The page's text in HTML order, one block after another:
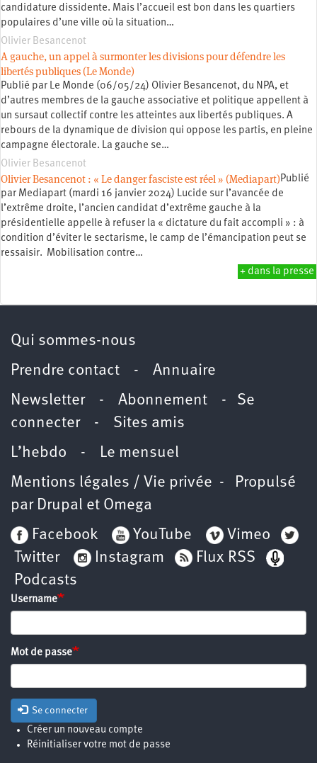
candidature dissidente. Mais l’accueil est bon dans les quartiers
populaires d’une ville où la situation…
Olivier Besancenot
A gauche, un appel à surmonter les divisions pour défendre les
libertés publiques (Le Monde)
Publié par Le Monde (06/05/24) Olivier Besancenot, du NPA, et
d’autres membres de la gauche associative et politique appellent à
un sursaut collectif contre les atteintes aux libertés publiques. A
rebours de la dynamique de division qui oppose les partis, en pleine
campagne électorale. La gauche se…
Olivier Besancenot
Olivier Besancenot : « Le danger fasciste est réel » (Mediapart)Publié
par Mediapart (mardi 16 janvier 2024) Lucide sur l’avancée de
l’extrême droite, l’ancien candidat d’extrême gauche à la
présidentielle appelle à refuser la « dictature du fait accompli » : à
condition d’éviter le sectarisme, le camp de l’émancipation peut se
ressaisir. Mobilisation contre…
+ dans la presse
Qui sommes-nous
Prendre contact - Annuaire
Newsletter - Abonnement - Se
connecter- Sites amis
L’hebdo - Le mensuel
Mentions légales / Vie privée - Propulsé
par Drupal et Omega
Facebook
YouTube
Vimeo
Twitter
Instagram
Flux RSS
Podcasts
Username
Mot de passe
Se connecter
Créer un nouveau compte
Réinitialiser votre mot de passe